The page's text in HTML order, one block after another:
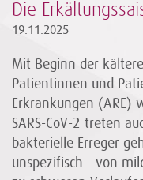
Die
19.11.2025
Mit Beginn der
Patientinnen und
Erkrankungen (ARE)
SARS-CoV-2 treten
bakterielle Erreger
unspezifisch - von